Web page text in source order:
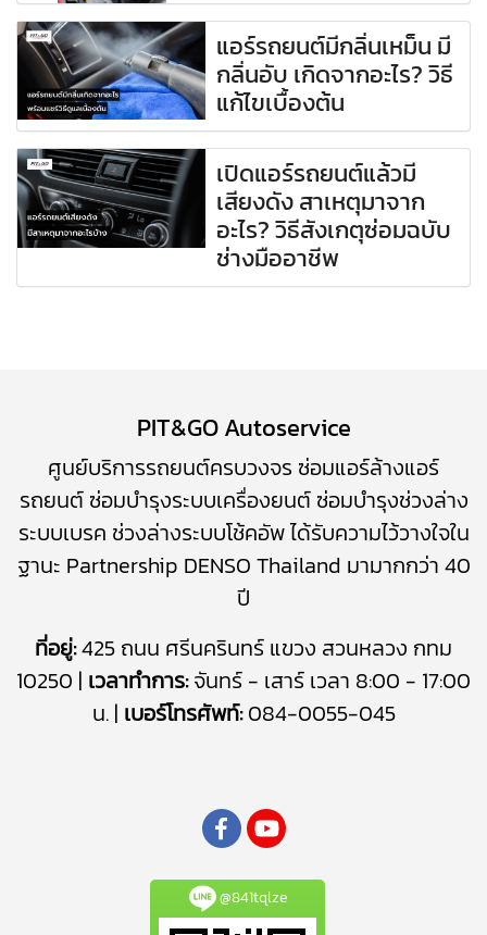
แอร์รถยนต์มีกลิ่นเหม็น มี
กลิ่นอับ เกิดจากอะไร? วิธี
แก้ไขเบื้องต้น
เปิดแอร์รถยนต์แล้วมี
เสียงดัง สาเหตุมาจาก
อะไร? วิธีสังเกตุซ่อมฉบับ
ช่างมืออาชีพ
PIT&GO Autoservice
ศูนย์บริการรถยนต์ครบวงจร ซ่อมแอร์ล้างแอร์
รถยนต์​ ซ่อมบำรุงระบบเครื่องยนต์ซ่อมบำรุงช่วงล่าง
ระบบเบรค ช่วงล่างระบบโช้คอัพได้รับความไว้วางใจใน
ฐานะ Partnership DENSO Thailand มามากกว่า 40
ปี
ที่อยู่:425 ถนน ศรีนครินทร์ แขวง สวนหลวง กทม
10250 | เวลาทำการ:จันทร์ - เสาร์ เวลา 8:00 - 17:00
น. | เบอร์โทรศัพท์: 084-0055-045
@841tqlze